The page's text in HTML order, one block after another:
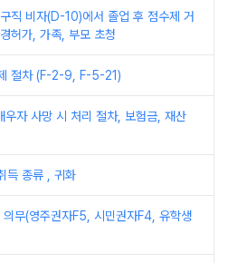
직 비자(D-10)에서 졸업 후 점수제 거
허가, 가족, 부모 초청
절차 (F-2-9, F-5-21)
우자 사망 시 처리 절차, 보험금, 재산
득 종류 , 귀화
의무(영주권자F5, 시민권자F4, 유학생